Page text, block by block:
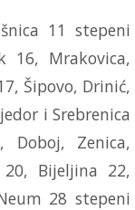
11 stepeni
16, Mrakovica,
Šipovo, Drinić,
i Srebrenica
Doboj, Zenica,
Bijeljina 22,
28 stepeni